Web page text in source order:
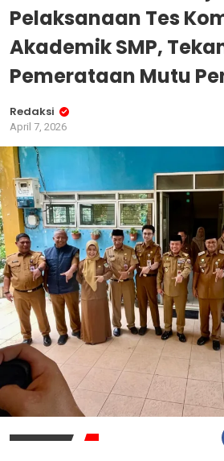
Pelaksanaan Tes
Akademik SMP,
Pemerataan Mutu
Redaksi
April 7, 2026